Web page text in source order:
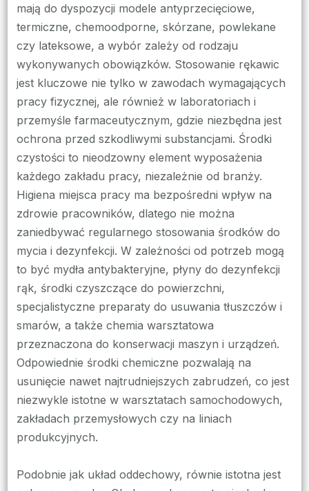
mają do dyspozycji modele antyprzecięciowe,
termiczne, chemoodporne, skórzane, powlekane
czy lateksowe, a wybór zależy od rodzaju
wykonywanych obowiązków. Stosowanie rękawic
jest kluczowe nie tylko w zawodach wymagających
pracy fizycznej, ale również w laboratoriach i
przemyśle farmaceutycznym, gdzie niezbędna jest
ochrona przed szkodliwymi substancjami. Środki
czystości to nieodzowny element wyposażenia
każdego zakładu pracy, niezależnie od branży.
Higiena miejsca pracy ma bezpośredni wpływ na
zdrowie pracowników, dlatego nie można
zaniedbywać regularnego stosowania środków do
mycia i dezynfekcji. W zależności od potrzeb mogą
to być mydła antybakteryjne, płyny do dezynfekcji
rąk, środki czyszczące do powierzchni,
specjalistyczne preparaty do usuwania tłuszczów i
smarów, a także chemia warsztatowa
przeznaczona do konserwacji maszyn i urządzeń.
Odpowiednie środki chemiczne pozwalają na
usunięcie nawet najtrudniejszych zabrudzeń, co jest
niezwykle istotne w warsztatach samochodowych,
zakładach przemysłowych czy na liniach
produkcyjnych.
Podobnie jak układ oddechowy, równie istotna jest